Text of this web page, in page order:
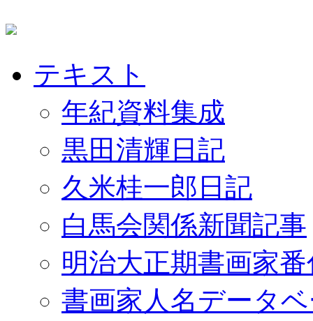
テキスト
年紀資料集成
黒田清輝日記
久米桂一郎日記
白馬会関係新聞記事
明治大正期書画家
書画家人名データ